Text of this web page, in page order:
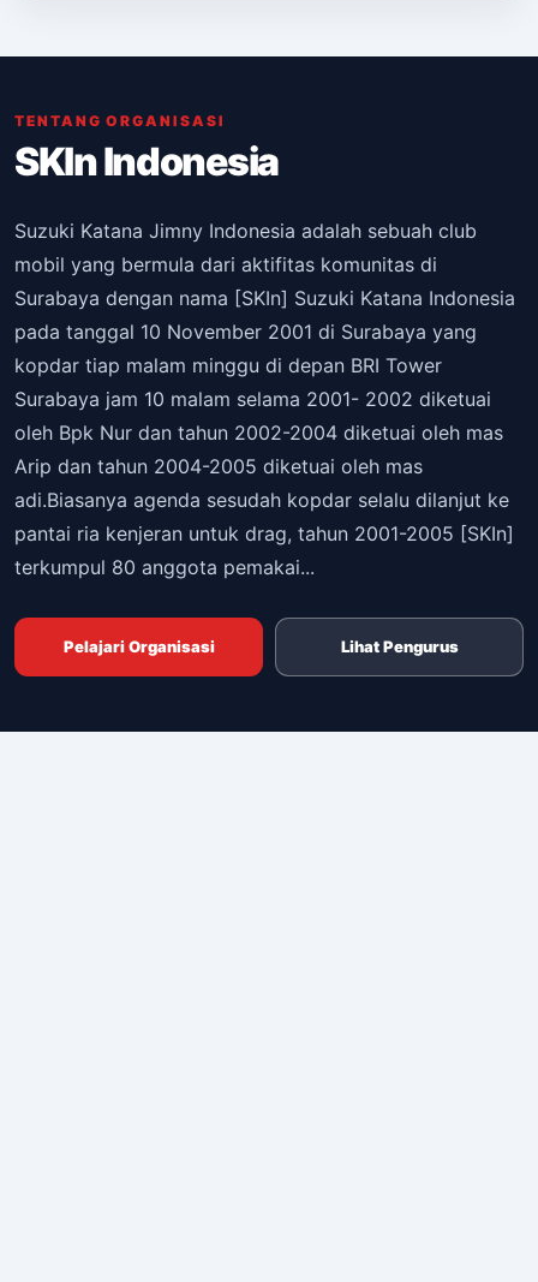
TENTANG ORGANISASI
SKIn Indonesia
Suzuki Katana Jimny Indonesia adalah sebuah club
mobil yang bermula dari aktifitas komunitas di
Surabaya dengan nama [SKIn] Suzuki Katana Indonesia
pada tanggal 10 November 2001 di Surabaya yang
kopdar tiap malam minggu di depan BRI Tower
Surabaya jam 10 malam selama 2001- 2002 diketuai
oleh Bpk Nur dan tahun 2002-2004 diketuai oleh mas
Arip dan tahun 2004-2005 diketuai oleh mas
adi.Biasanya agenda sesudah kopdar selalu dilanjut ke
pantai ria kenjeran untuk drag, tahun 2001-2005 [SKIn]
terkumpul 80 anggota pemakai...
Pelajari Organisasi Lihat Pengurus